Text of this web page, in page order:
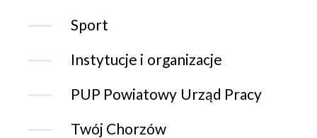
Sport
Instytucje i organizacje
PUP Powiatowy Urząd Pracy
Twój Chorzów